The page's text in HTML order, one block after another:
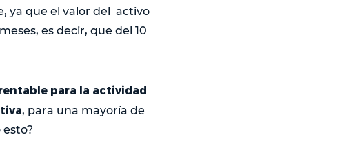
ya que el valor del activo
es decir, que del 10
para la actividad
, para una mayoría de